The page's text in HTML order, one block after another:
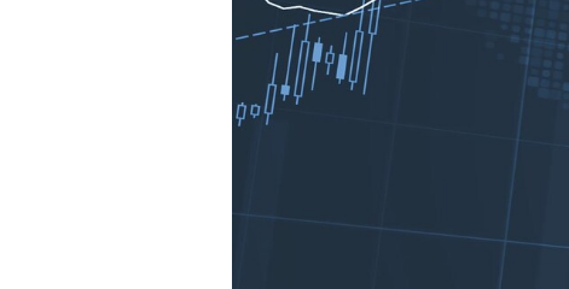
Mein Konto